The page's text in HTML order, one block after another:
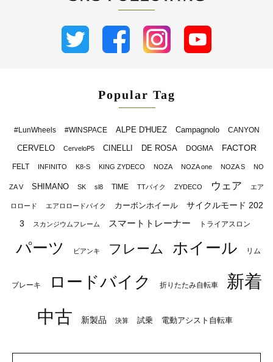
Popular Tag
#LunWheels #WINSPACE ALPE D'HUEZ Campagnolo CANYON
CERVELO CerveloP5 CINELLI DE ROSA DOGMA FACTOR
FELT INFINITO K8-S KING ZYDECO NOZA NOZA one NOZA S NO
ZA V SHIMANO SK sl8 TIME TTバイク ZYDECO ウェア エア
ロロード エアロロードバイク カーボンホイール
サイクルモード 202
3
スカンジウムフレーム スマートトレーナー トライアスロン
パーツ ビアンキ フレーム ホイール リム
ブレーキ ロードバイク 折りたたみ自転車
新着
中古
新製品 決算 試乗 電動アシスト自転車